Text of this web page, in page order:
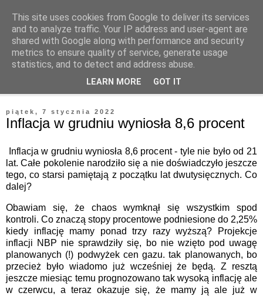
piątek, 7 stycznia 2022
Inflacja w grudniu wyniosła 8,6 procent
Inflacja w grudniu wyniosła 8,6 procent - tyle nie było od 21
lat. Całe pokolenie narodziło się a nie doświadczyło jeszcze
tego, co starsi pamiętają z początku lat dwutysięcznych. Co
dalej?
Obawiam się, że chaos wymknął się wszystkim spod
kontroli. Co znaczą stopy procentowe podniesione do 2,25%
kiedy inflację mamy ponad trzy razy wyższą? Projekcje
inflacji NBP nie sprawdziły się, bo nie wzięto pod uwagę
planowanych (!) podwyżek cen gazu. tak planowanych, bo
przecież było wiadomo już wcześniej że będą. Z resztą
jeszcze miesiąc temu prognozowano tak wysoką inflację ale
w czerwcu, a teraz okazuje się, że mamy ją ale już w
This site uses cookies from Google to deliver its services
and to analyze traffic. Your IP address and user-agent are
shared with Google along with performance and security
metrics to ensure quality of service, generate usage
statistics, and to detect and address abuse.
LEARN MORE GOT IT